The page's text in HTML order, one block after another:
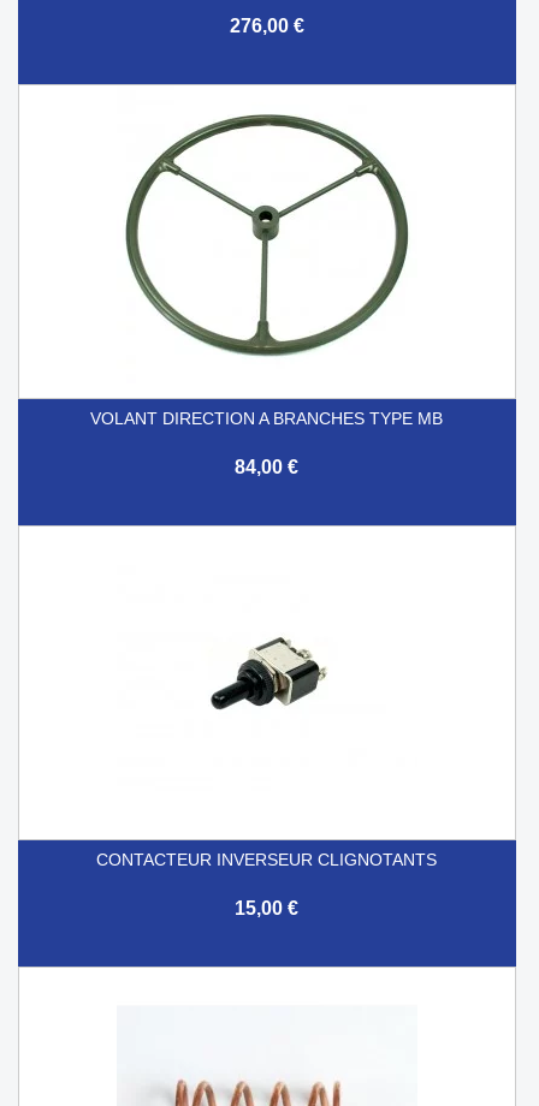
276,00 €
VOLANT DIRECTION A BRANCHES TYPE MB
84,00 €
CONTACTEUR INVERSEUR CLIGNOTANTS
15,00 €